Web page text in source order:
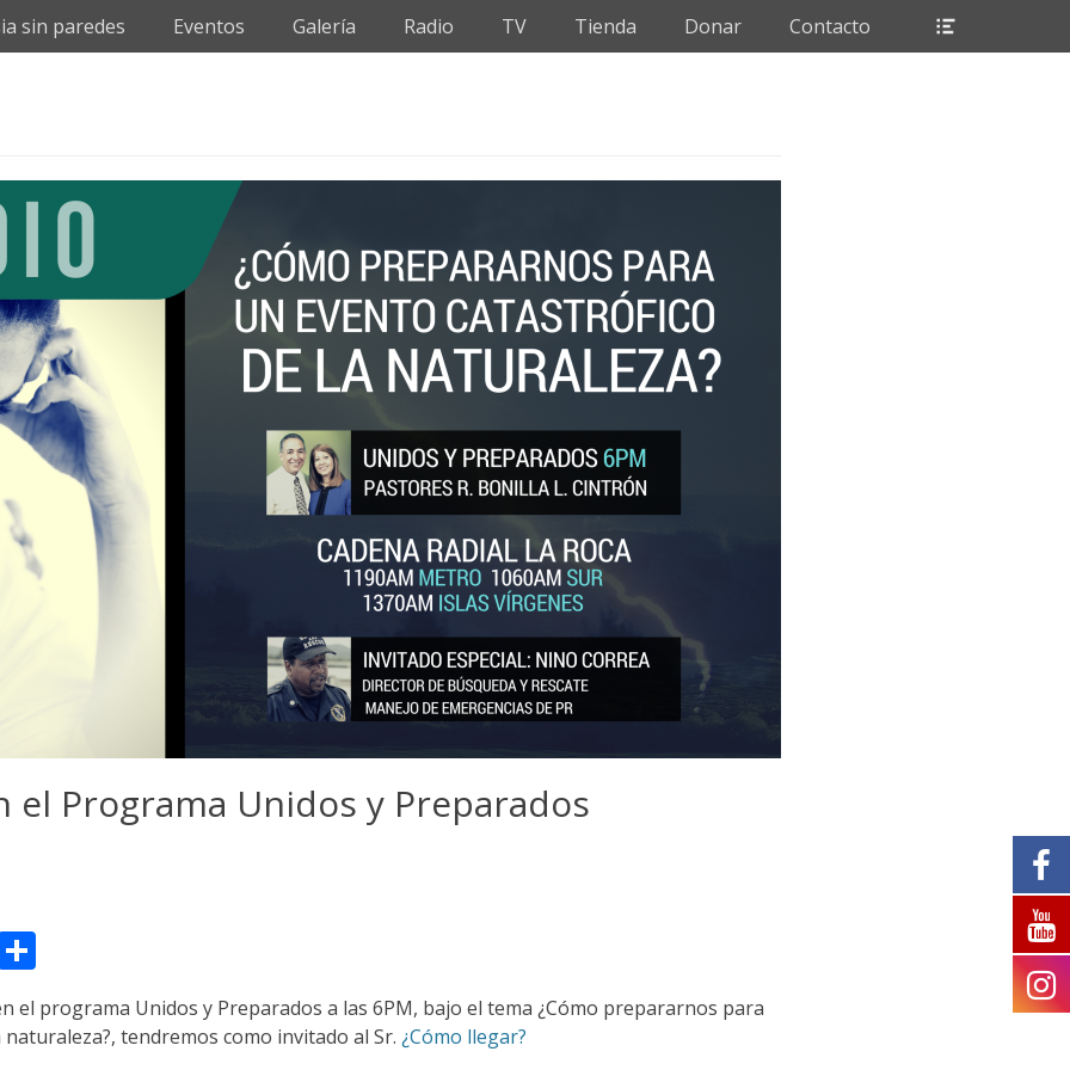
sin paredes Eventos Galería Radio TV Tienda Donar Contacto
el Programa Unidos y Preparados
el programa Unidos y Preparados a las 6PM, bajo el tema ¿Cómo prepararnos para
tendremos como invitado al Sr. ¿Cómo llegar?